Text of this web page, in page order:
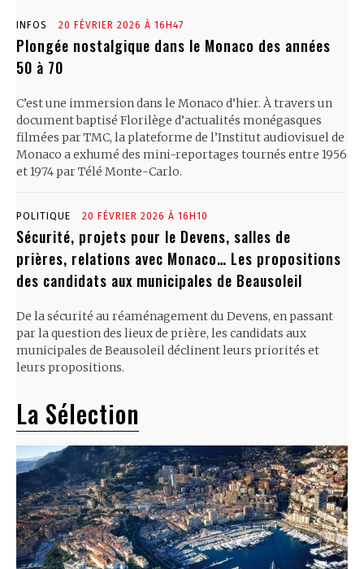
INFOS 20 FÉVRIER 2026 À 16H47
Plongée nostalgique dans le Monaco des années
50 à 70
C’est une immersion dans le Monaco d’hier. À travers un
document baptisé Florilège d’actualités monégasques
filmées par TMC, la plateforme de l’Institut audiovisuel de
Monaco a exhumé des mini-reportages tournés entre 1956
et 1974 par Télé Monte-Carlo.
POLITIQUE 20 FÉVRIER 2026 À 16H10
Sécurité, projets pour le Devens, salles de
prières, relations avec Monaco… Les propositions
des candidats aux municipales de Beausoleil
De la sécurité au réaménagement du Devens, en passant
par la question des lieux de prière, les candidats aux
municipales de Beausoleil déclinent leurs priorités et
leurs propositions.
La Sélection